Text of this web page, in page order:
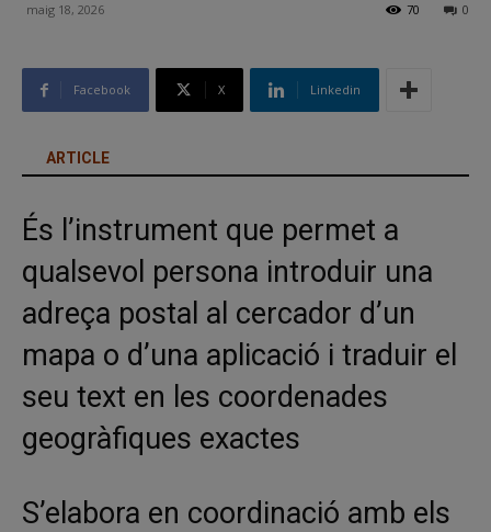
maig 18, 2026 0
70
Facebook X Linkedin
ARTICLE
És l’instrument que permet a
qualsevol persona introduir una
adreça postal al cercador d’un
mapa o d’una aplicació i traduir el
seu text en les coordenades
geogràfiques exactes
S’elabora en coordinació amb els